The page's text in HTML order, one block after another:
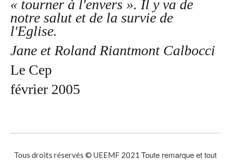
« tourner à l'envers ». Il y va de
notre salut et de la survie de
l'Eglise.
Jane et Roland Riantmont Calbocci
Le Cep
février 2005
Tous droits réservés © UEEMF 2021 Toute remarque et tout